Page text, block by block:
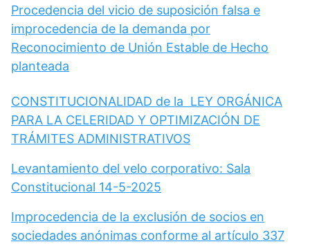
Procedencia del vicio de suposición falsa e
improcedencia de la demanda por
Reconocimiento de Unión Estable de Hecho
planteada
CONSTITUCIONALIDAD de la LEY ORGÁNICA
PARA LA CELERIDAD Y OPTIMIZACIÓN DE
TRÁMITES ADMINISTRATIVOS
Levantamiento del velo corporativo: Sala
Constitucional 14-5-2025
Improcedencia de la exclusión de socios en
sociedades anónimas conforme al artículo 337